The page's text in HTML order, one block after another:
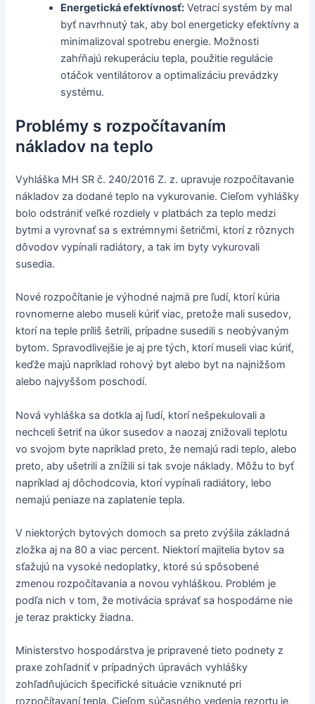
Energetická efektívnosť: Vetrací systém by mal
byť navrhnutý tak, aby bol energeticky efektívny a
minimalizoval spotrebu energie. Možnosti
zahŕňajú rekuperáciu tepla, použitie regulácie
otáčok ventilátorov a optimalizáciu prevádzky
systému.
Problémy s rozpočítavaním
nákladov na teplo
Vyhláška MH SR č. 240/2016 Z. z. upravuje rozpočítavanie
nákladov za dodané teplo na vykurovanie. Cieľom vyhlášky
bolo odstrániť veľké rozdiely v platbách za teplo medzi
bytmi a vyrovnať sa s extrémnymi šetričmi, ktorí z rôznych
dôvodov vypínali radiátory, a tak im byty vykurovali
susedia.
Nové rozpočítanie je výhodné najmä pre ľudí, ktorí kúria
rovnomerne alebo museli kúriť viac, pretože mali susedov,
ktorí na teple príliš šetrili, prípadne susedili s neobývaným
bytom. Spravodlivejšie je aj pre tých, ktorí museli viac kúriť,
keďže majú napríklad rohový byt alebo byt na najnižšom
alebo najvyššom poschodí.
Nová vyhláška sa dotkla aj ľudí, ktorí nešpekulovali a
nechceli šetriť na úkor susedov a naozaj znižovali teplotu
vo svojom byte napríklad preto, že nemajú radi teplo, alebo
preto, aby ušetrili a znížili si tak svoje náklady. Môžu to byť
napríklad aj dôchodcovia, ktorí vypínali radiátory, lebo
nemajú peniaze na zaplatenie tepla.
V niektorých bytových domoch sa preto zvýšila základná
zložka aj na 80 a viac percent. Niektorí majitelia bytov sa
sťažujú na vysoké nedoplatky, ktoré sú spôsobené
zmenou rozpočítavania a novou vyhláškou. Problém je
podľa nich v tom, že motivácia správať sa hospodárne nie
je teraz prakticky žiadna.
Ministerstvo hospodárstva je pripravené tieto podnety z
praxe zohľadniť v prípadných úpravách vyhlášky
zohľadňujúcich špecifické situácie vzniknuté pri
rozpočítavaní tepla. Cieľom súčasného vedenia rezortu je,